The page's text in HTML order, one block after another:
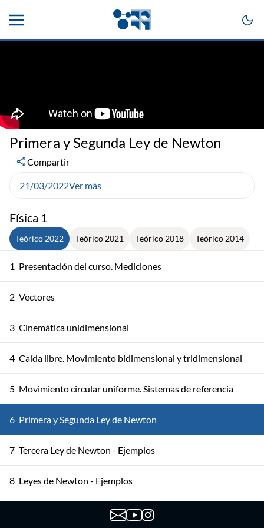
Física 1
Teórico 2022 Teórico 2021 Teórico 2018 Teórico 2014
1 Presentación del curso. Mediciones
2 Vectores
3 Cinemática unidimensional
4 Caída libre. Movimiento bidimensional y tridimensional
5 Movimiento circular uniforme. Sistemas de referencia
6 Primera y Segunda Ley de Newton
7 Tercera Ley de Newton - Ejemplos
8 Leyes de Newton - Ejemplos
Primera y Segunda Ley de Newton
Compartir
21/03/2022Ver más